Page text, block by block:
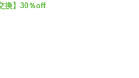
換】30％off